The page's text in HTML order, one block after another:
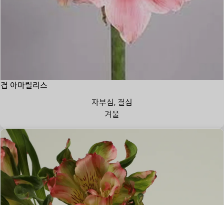
겹 아마릴리스
자부심, 결심
겨울